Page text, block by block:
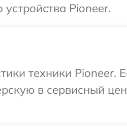
Pioneer.
техники Pioneer.
в сервисный